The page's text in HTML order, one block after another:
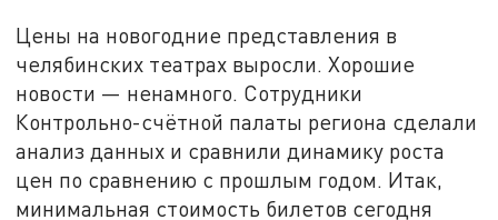
Цены на новогодние представления в
челябинских театрах выросли. Хорошие
новости — ненамного. Сотрудники
Контрольно-счётной палаты региона сделали
анализ данных и сравнили динамику роста
цен по сравнению с прошлым годом. Итак,
минимальная стоимость билетов сегодня